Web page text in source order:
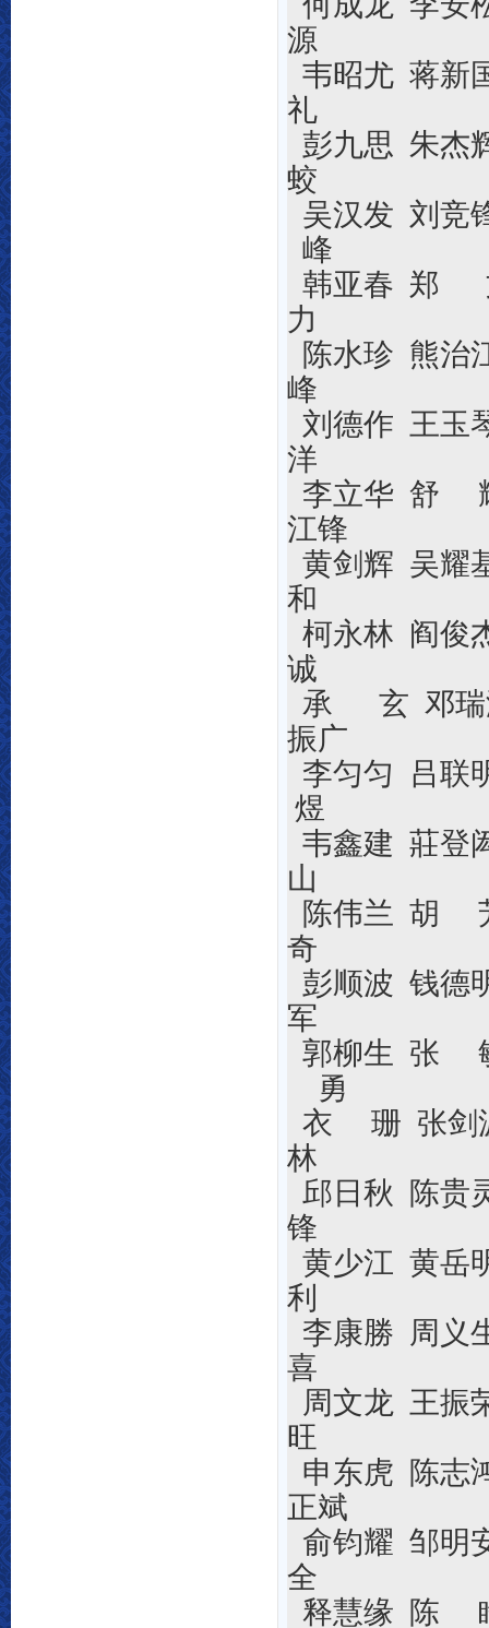
源
韦昭尤 蒋新
礼
彭九思 朱杰
蛟
吴汉发 刘竞
峰
韩亚春 郑
力
陈水珍 熊
峰
刘德作 王
洋
李立华 舒
江锋
黄剑辉 吴
和
柯永林 阎俊
诚
承
玄 邓
振广
李匀匀 吕
煜
韦鑫建 莊
山
陈伟兰 胡
奇
彭顺波 钱德
军
郭柳生 张
勇
衣
珊 张剑
林
邱日秋
陈贵
锋
黄少江 黄岳
利
李康勝 周义
喜
周文龙 王振
旺
申东虎 陈志
正斌
俞钧耀 邹明
全
释慧缘 陈